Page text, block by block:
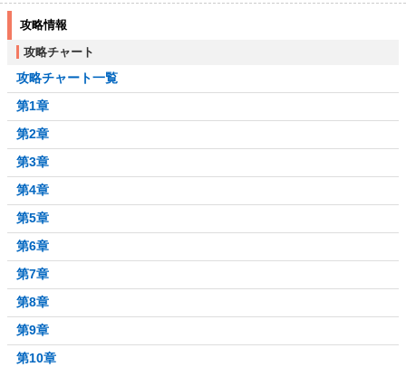
攻略情報
攻略チャート
攻略チャート一覧
第1章
第2章
第3章
第4章
第5章
第6章
第7章
第8章
第9章
第10章